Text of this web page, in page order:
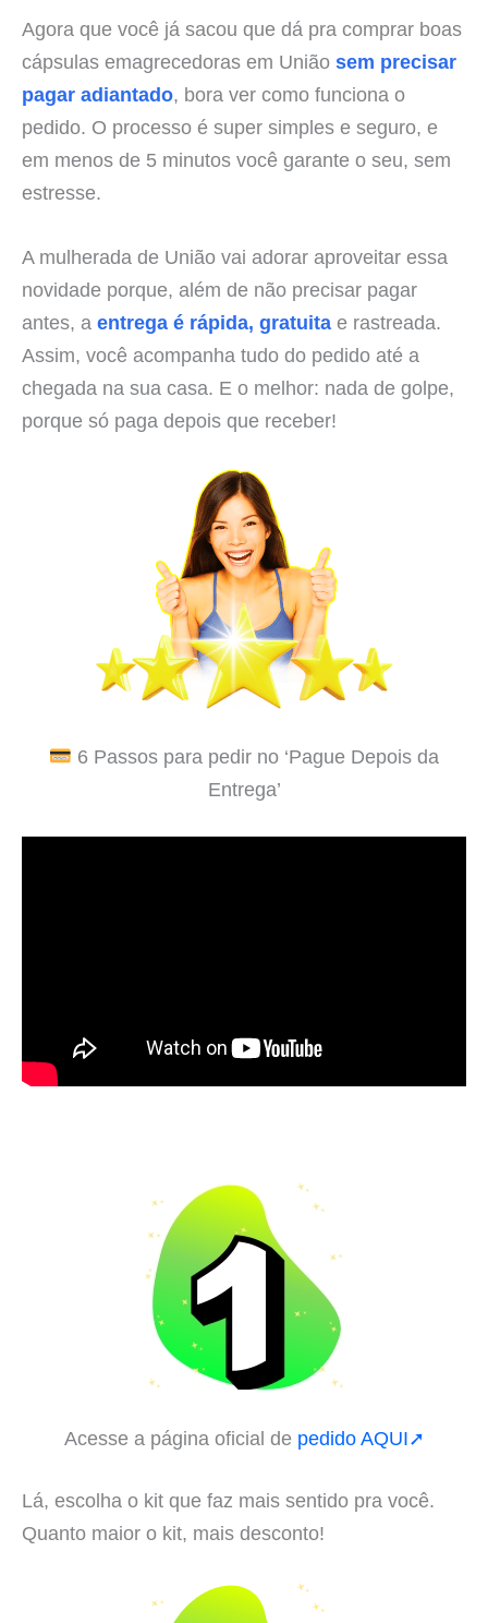
Agora que você já sacou que dá pra comprar boas
cápsulas emagrecedoras em União sem precisar
pagar adiantado, bora ver como funciona o
pedido. O processo é super simples e seguro, e
em menos de 5 minutos você garante o seu, sem
estresse.
A mulherada de União vai adorar aproveitar essa
novidade porque, além de não precisar pagar
antes, a entrega é rápida, gratuita e rastreada.
Assim, você acompanha tudo do pedido até a
chegada na sua casa. E o melhor: nada de golpe,
porque só paga depois que receber!
6 Passos para pedir no ‘Pague Depois da
Entrega’
Acesse a página oficial de pedido AQUI➚
Lá, escolha o kit que faz mais sentido pra você.
Quanto maior o kit, mais desconto!